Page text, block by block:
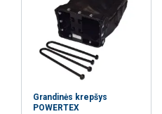
Grandinės krepšys
POWERTEX